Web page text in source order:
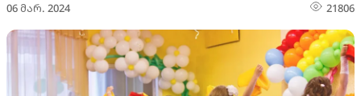
06 მარ. 2024 21806